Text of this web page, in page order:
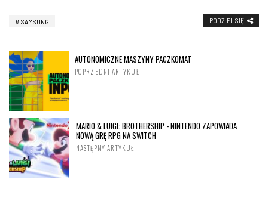
SAMSUNG PODZIEL SIĘ
AUTONOMICZNE MASZYNY PACZKOMAT
POPRZEDNI ARTYKUŁ
MARIO & LUIGI: BROTHERSHIP - NINTENDO ZAPOWIADA
NOWĄ GRĘ RPG NA SWITCH
NASTĘPNY ARTYKUŁ